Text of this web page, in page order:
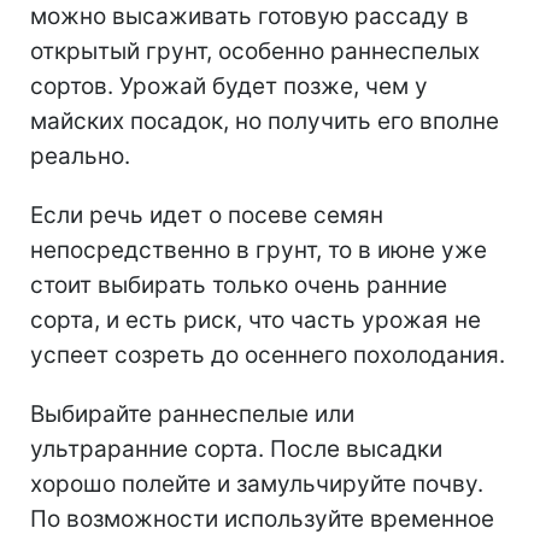
можно высаживать готовую рассаду в
открытый грунт, особенно раннеспелых
сортов. Урожай будет позже, чем у
майских посадок, но получить его вполне
реально.
Если речь идет о посеве семян
непосредственно в грунт, то в июне уже
стоит выбирать только очень ранние
сорта, и есть риск, что часть урожая не
успеет созреть до осеннего похолодания.
Выбирайте раннеспелые или
ультраранние сорта. После высадки
хорошо полейте и замульчируйте почву.
По возможности используйте временное